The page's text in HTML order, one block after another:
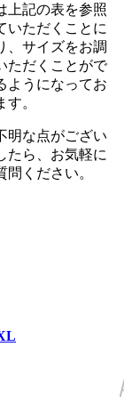
上記の表を参照
いただくことに
、サイズをお調
ただくことがで
ようになってお
す。
明な点がござい
たら、お気軽に
問ください。